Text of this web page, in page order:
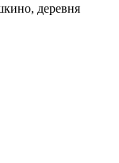
деревня